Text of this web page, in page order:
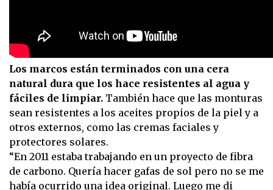
Los marcos están terminados con una cera
natural dura que los hace resistentes al agua y
fáciles de limpiar. También hace que las monturas
sean resistentes a los aceites propios de la piel y a
otros externos, como las cremas faciales y
protectores solares.
“En 2011 estaba trabajando en un proyecto de fibra
de carbono. Quería hacer gafas de sol pero no se me
había ocurrido una idea original. Luego me di